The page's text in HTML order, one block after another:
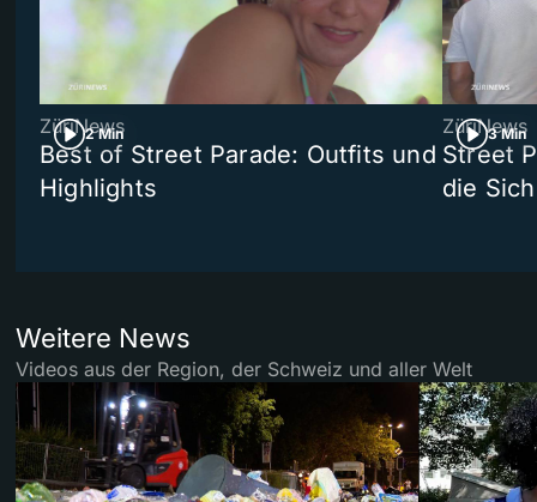
2 Min
ZüriNews
Best of Street Parade: Outfits und
Highlights
3 Min
ZüriNews
Street
die
Weitere News
Videos aus der Region, der Schweiz und aller Welt